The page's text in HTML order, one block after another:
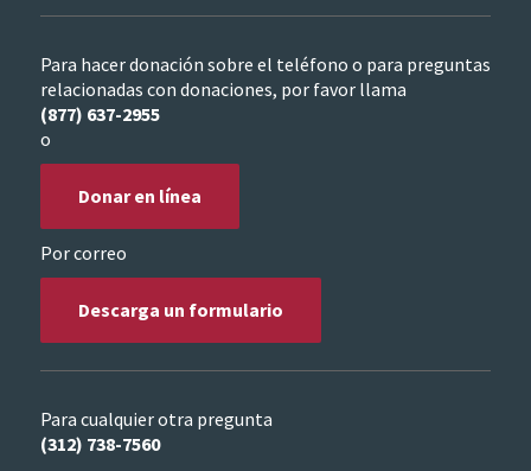
Para hacer donación sobre el teléfono o para preguntas
relacionadas con donaciones, por favor llama
(877) 637-2955
o
Donar en línea
Por correo
Descarga un formulario
Para cualquier otra pregunta
(312) 738-7560